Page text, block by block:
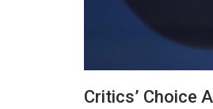
Critics’ Choice